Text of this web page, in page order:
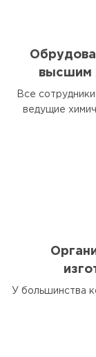
высшим
Все
ведущие
У большинства